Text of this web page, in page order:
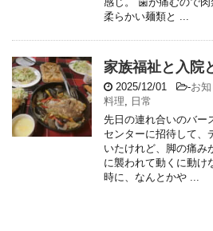
柔らかい麺類と ...
家族福祉と入院
2025/12/01 -お
料理, 日常
先日の連れ合いのバー
センターに招待して、
いたけれど、脚の痛み
に襲われて動くに動け
時に、なんとかや ...